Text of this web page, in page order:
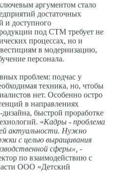
аргументом стало
достаточных
и доступного
под СТМ требует не
процессах, но и
в модернизацию,
персонала.
проблем: подчас у
техника, но, чтобы
нет. Особенно остро
в направлениях
быстрой проработке
«Кадры - проблема
актуальности. Нужно
с целью выращивания
сферы», -
по взаимодействию с
ООО «Детский